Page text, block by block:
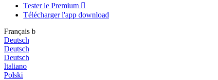
Tester le Premium 
Télécharger l'app download
Français b
Deutsch
Deutsch
Deutsch
Italiano
Polski